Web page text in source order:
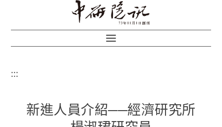
:::
新進人員介紹──經濟研究所